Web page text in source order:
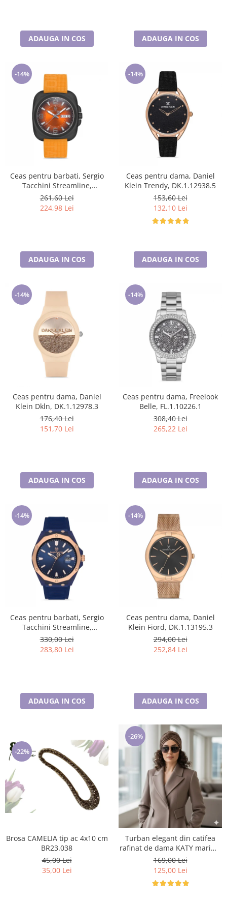
ADAUGA IN COS ADAUGA IN COS
-14%
Ceas pentru barbati, Sergio
Tacchini Streamline,
ST.1.10092.3
261,60 Lei
224,98 Lei
ADAUGA IN COS
-14%
Ceas pentru dama, Daniel
Klein Trendy, DK.1.12938.5
153,60 Lei
132,10 Lei
ADAUGA IN COS
-14%
Ceas pentru dama, Daniel
Klein Dkln, DK.1.12978.3
176,40 Lei
151,70 Lei
ADAUGA IN COS
-14%
Ceas pentru dama, Freelook
Belle, FL.1.10226.1
308,40 Lei
265,22 Lei
ADAUGA IN COS
-14%
Ceas pentru barbati, Sergio
Tacchini Streamline,
ST.1.10197.4
330,00 Lei
283,80 Lei
ADAUGA IN COS
-14%
Ceas pentru dama, Daniel
Klein Fiord, DK.1.13195.3
294,00 Lei
252,84 Lei
ADAUGA IN COS
-22%
Brosa CAMELIA tip ac 4x10 cm
BR23.038
45,00 Lei
35,00 Lei
-26%
Turban elegant din catifea
rafinat de dama KATY marime
universala, captuseala polar,
culoare maro Sequoia
169,00 Lei
125,00 Lei